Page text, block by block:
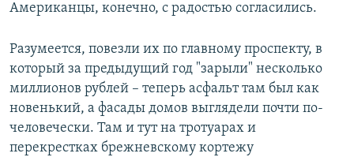
Американцы, конечно, с радостью согласились.
Разумеется, повезли их по главному проспекту, в
который за предыдущий год "зарыли" несколько
миллионов рублей – теперь асфальт там был как
новенький, а фасады домов выглядели почти по-
человечески. Там и тут на тротуарах и
перекрестках брежневскому кортежу